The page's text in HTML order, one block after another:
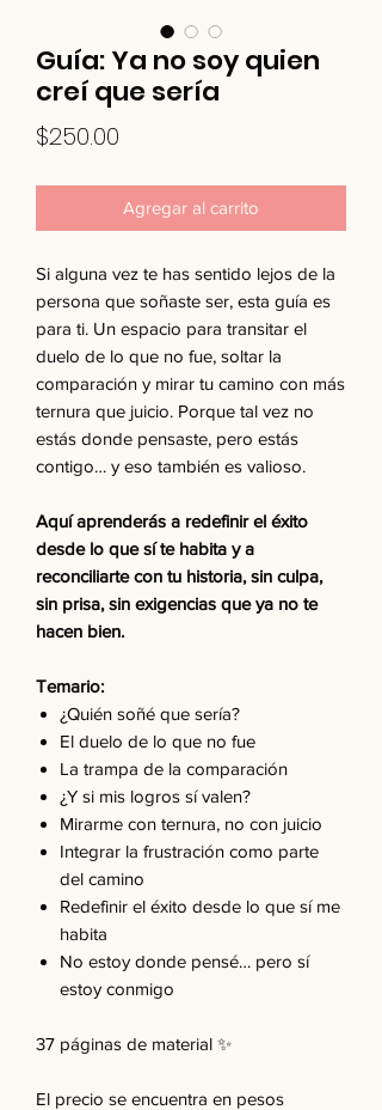
Guía: Ya no soy quien
creí que sería
$250.00
Agregar al carrito
Si alguna vez te has sentido lejos de la
persona que soñaste ser, esta guía es
para ti. Un espacio para transitar el
duelo de lo que no fue, soltar la
comparación y mirar tu camino con más
ternura que juicio. Porque tal vez no
estás donde pensaste, pero estás
contigo… y eso también es valioso.
Aquí aprenderás a redefinir el éxito
desde lo que sí te habita y a
reconciliarte con tu historia, sin culpa,
sin prisa, sin exigencias que ya no te
hacen bien.
Temario:
¿Quién soñé que sería?
El duelo de lo que no fue
La trampa de la comparación
¿Y si mis logros sí valen?
Mirarme con ternura, no con juicio
Integrar la frustración como parte
del camino
Redefinir el éxito desde lo que sí me
habita
No estoy donde pensé… pero sí
estoy conmigo
37 páginas de material ✨
El precio se encuentra en pesos